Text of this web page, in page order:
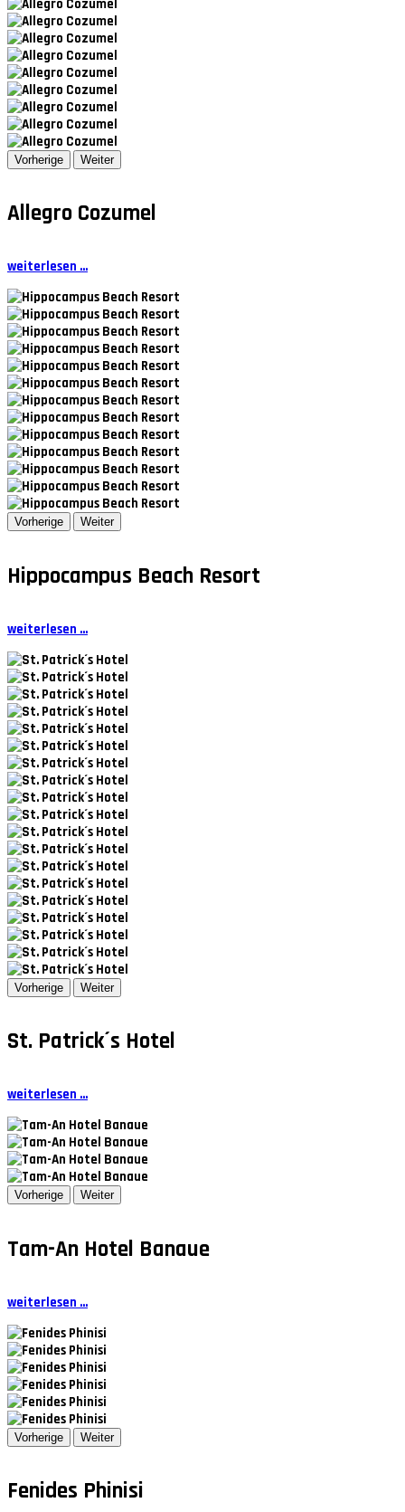
Vorherige Weiter
Allegro Cozumel
weiterlesen ...
Vorherige Weiter
Hippocampus Beach Resort
weiterlesen ...
Vorherige Weiter
St. Patrick´s Hotel
weiterlesen ...
Vorherige Weiter
Tam-An Hotel Banaue
weiterlesen ...
Vorherige Weiter
Fenides Phinisi